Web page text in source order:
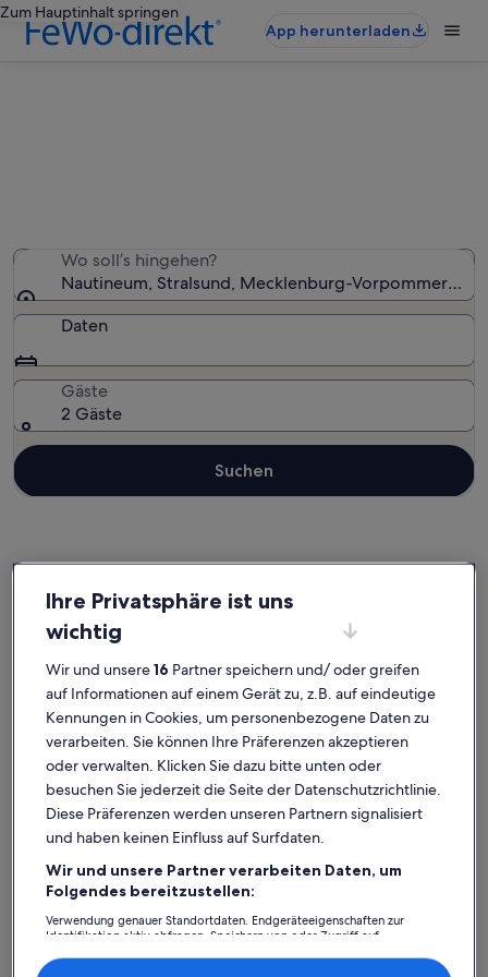
Zum Hauptinhalt springen
App herunterladen
Wo soll’s hingehen?
Nautineum, Stralsund, Mecklenburg-Vorpommern,
Daten
Gäste
2 Gäste
Suchen
Kleiner Dänholm Ferienunterkünfte nahe Nautineum
unsere Feriendomizile und finde genau das Passende für dich. Egal,
mit wem du deinen Urlaub in einer Ferienunterkunft verbringst, ob
mit der ganzen Bande oder nur deinen Vierbeinern, du wirst die
Ausstattung finden, die du suchst, und sogar mehr. Dazu gehören
möglicherweise eine Klimaanlage und ein Pool. Was du dir also auch
vorstellst, du findest bestimmt die Unterkunft, die allen gefällt und
allen Bedürfnissen gerecht wird – dir steht ein vielfältiges Angebot
mit allerlei Optionen zur Verfügung, einschließlich Häusern, die
über barrierarme Optionen verfügen oder geeignet für
Nichtraucher sind.
Finde Unterkünfte ganz nach deinem
Geschmack
Ihre Privatsphäre ist uns
wichtig
Wir und unsere16 Partner speichern und/ oder greifen
auf Informationen auf einem Gerät zu, z.B. auf eindeutige
Kennungen in Cookies, um personenbezogene Daten zu
verarbeiten. Sie können Ihre Präferenzen akzeptieren
oder verwalten. Klicken Sie dazu bitte unten oder
besuchen Sie jederzeit die Seite der Datenschutzrichtlinie.
Diese Präferenzen werden unseren Partnern signalisiert
und haben keinen Einfluss auf Surfdaten.
Wir und unsere Partner verarbeiten Daten, um
Folgendes bereitzustellen:
Verwendung genauer Standortdaten. Endgeräteeigenschaften zur
Identifikation aktiv abfragen. Speichern von oder Zugriff auf
Inhalte, Messung von Werbeleistung und der Performance von Inhalten,